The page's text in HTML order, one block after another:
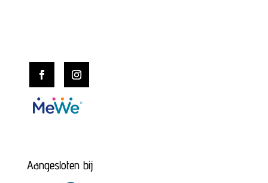
Aangesloten bij